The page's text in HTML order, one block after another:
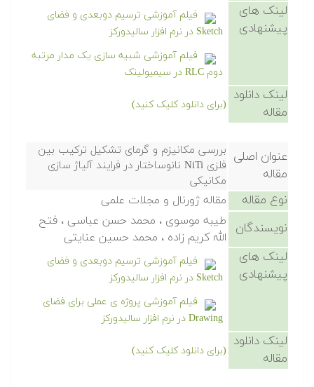
لینک های
پیشنهادی
فیلم آموزشی ترسیم دوبعدی و فضای
Sketch در نرم افزار سالیدورکز
فیلم آموزشی شبیه سازی یک مدار مرتبه
دوم RLC در سیمیولینک
لینک دانلود
مقاله
(برای دانلود کلیک کنید)
عنوان اصلی
مقاله
بررسی مکانیزم و گرمای تشکیل ترکیب بین
فلزی NiTi نانوساختار در فرایند آلیاژ سازی
مکانیکی
نوع مقاله مقاله ژورنال و مجلات علمی
نویسندگان
طیبه موسوی ، محمد حسن عباسی ، فتح
الله کریم زاده ، محمد حسین عنایتی
لینک های
پیشنهادی
فیلم آموزشی ترسیم دوبعدی و فضای
Sketch در نرم افزار سالیدورکز
فیلم آموزشی پروژه ی عملی برای فضای
Drawing در نرم افزار سالیدورکز
لینک دانلود
مقاله
(برای دانلود کلیک کنید)